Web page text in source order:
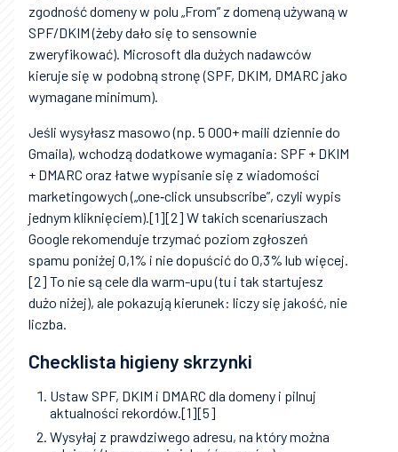
zgodność domeny w polu „From” z domeną używaną w
SPF/DKIM (żeby dało się to sensownie
zweryfikować). Microsoft dla dużych nadawców
kieruje się w podobną stronę (SPF, DKIM, DMARC jako
wymagane minimum).
Jeśli wysyłasz masowo (np. 5 000+ maili dziennie do
Gmaila), wchodzą dodatkowe wymagania: SPF + DKIM
+ DMARC oraz łatwe wypisanie się z wiadomości
marketingowych („one‑click unsubscribe”, czyli wypis
jednym kliknięciem).[1][2] W takich scenariuszach
Google rekomenduje trzymać poziom zgłoszeń
spamu poniżej 0,1% i nie dopuścić do 0,3% lub więcej.
[2] To nie są cele dla warm-upu (tu i tak startujesz
dużo niżej), ale pokazują kierunek: liczy się jakość, nie
liczba.
Checklista higieny skrzynki
Ustaw SPF, DKIM i DMARC dla domeny i pilnuj
aktualności rekordów.[1][5]
Wysyłaj z prawdziwego adresu, na który można